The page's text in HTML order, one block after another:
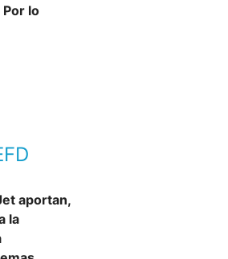
lo
aportan,
la